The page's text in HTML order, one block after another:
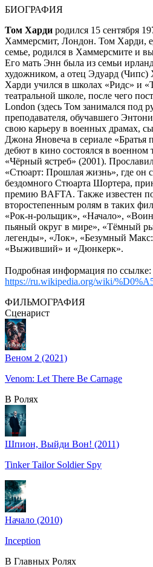
БИОГРАФИЯ
Том Харди родился 15 сентября
Хаммерсмит, Лондон. Том Харди,
семье, родился в Хаммерсмите и
Его мать Энн была из семьи
художником, а отец Эдуард (Чипс)
Харди учился в школах «Ридс» и
театральной школе, после чего
London (здесь Том занимался под
преподавателя, обучавшего
свою карьеру в военных драмах,
Джона Яновеча в сериале
дебют в кино состоялся в военном
«Чёрный ястреб» (2001).
«Стюарт: Прошлая жизнь», где он
бездомного Стюарта Шортера,
премию BAFTA. Также известен
второстепенным ролям в таких
«Рок-н-рольщик», «Начало»,
пьяный округ в мире», «Тёмный
легенды», «Лок», «Безумный Макс:
«Выживший» и «Дюнкерк».
Подробная информация по ссылке:
https://ru.wikipedia.org/wiki/
ФИЛЬМОГРАФИЯ
Сценарист
Веном 2 (2021)
Venom: Let There Be Carnage
В Ролях
Шпион, Выйди Вон! (2011)
Tinker Tailor Soldier Spy
Начало (2010)
Inception
В Главных Ролях